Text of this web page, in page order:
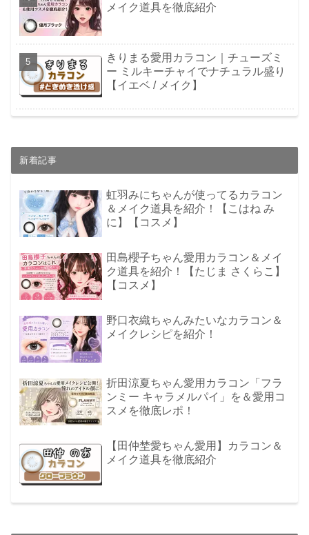
メイク道具を徹底紹介
きりまる愛用カラコン｜チューズミ
ー ミルキーチャイでナチュラル盛り
【イエベ / メイク】
新着記事
虹羽みにちゃんが使ってるカラコン
＆メイク道具を紹介！【こはね み
に】【コスメ】
田島櫻子ちゃん愛用カラコン＆メイ
ク道具を紹介！【たじま さくらこ】
【コスメ】
野口衣織ちゃんみたいなカラコン＆
メイクレシピを紹介！
折田涼夏ちゃん愛用カラコン「フラ
ンミー キャラメルパイ」を＆愛用コ
スメを徹底レポ！
【田仲埜愛ちゃん愛用】カラコン＆
メイク道具を徹底紹介